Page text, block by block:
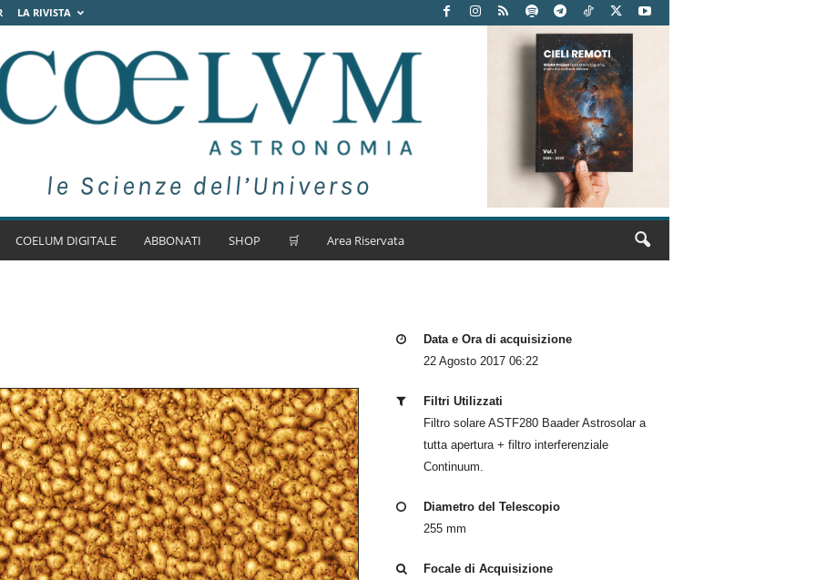
LA RIVISTA
COELUM DIGITALE ABBONATI SHOP 🛒 Area Riservata
Data e Ora di acquisizione
22 Agosto 2017 06:22
Filtri Utilizzati
Filtro solare ASTF280 Baader Astrosolar a
tutta apertura + filtro interferenziale
Continuum.
Diametro del Telescopio
255 mm
Focale di Acquisizione